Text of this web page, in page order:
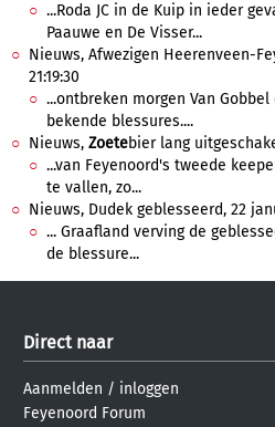
...Roda JC in de Kuip in ieder
Paauwe en De Visser...
Nieuws, Afwezigen Heerenveen-
21:19:30
...ontbreken morgen Van Gobbel
bekende blessures....
Nieuws, Zoetebier lang
...van Feyenoord's tweede
te vallen, zo...
Nieuws, Dudek geblesseerd, 22
... Graafland verving de
de blessure...
Direct naar
Aanmelden / inloggen
Feyenoord Forum